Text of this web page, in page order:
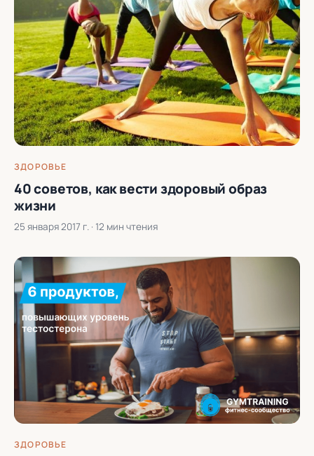
ЗДОРОВЬЕ
40 советов, как вести здоровый образ
жизни
25 января 2017 г. · 12 мин чтения
ЗДОРОВЬЕ